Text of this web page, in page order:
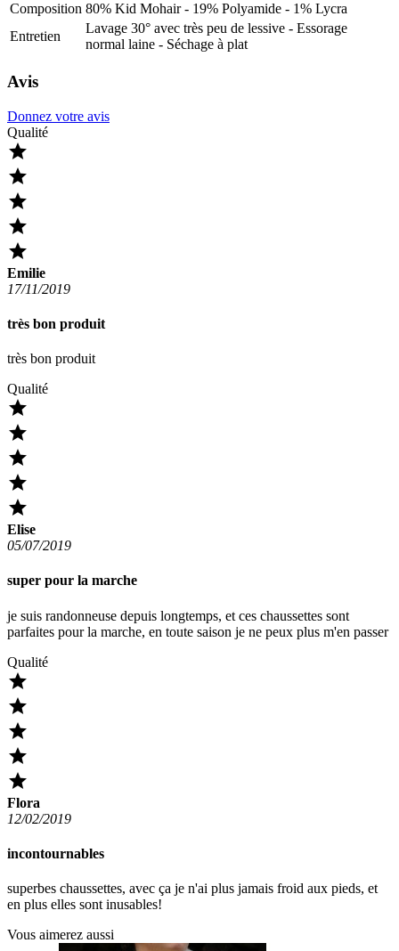
Composition 80% Kid Mohair - 19% Polyamide - 1% Lycra
Entretien
Lavage 30° avec très peu de lessive - Essorage
normal laine - Séchage à plat
Avis
Donnez votre avis
Qualité





Emilie
17/11/2019
très bon produit
très bon produit
Qualité





Elise
05/07/2019
super pour la marche
je suis randonneuse depuis longtemps, et ces chaussettes sont
parfaites pour la marche, en toute saison je ne peux plus m'en passer
Qualité





Flora
12/02/2019
incontournables
superbes chaussettes, avec ça je n'ai plus jamais froid aux pieds, et
en plus elles sont inusables!
Vous aimerez aussi